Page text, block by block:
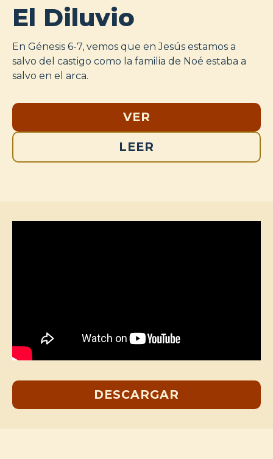
El Diluvio
En Génesis 6-7, vemos que en Jesús estamos a
salvo del castigo como la familia de Noé estaba a
salvo en el arca.
VER
LEER
DESCARGAR